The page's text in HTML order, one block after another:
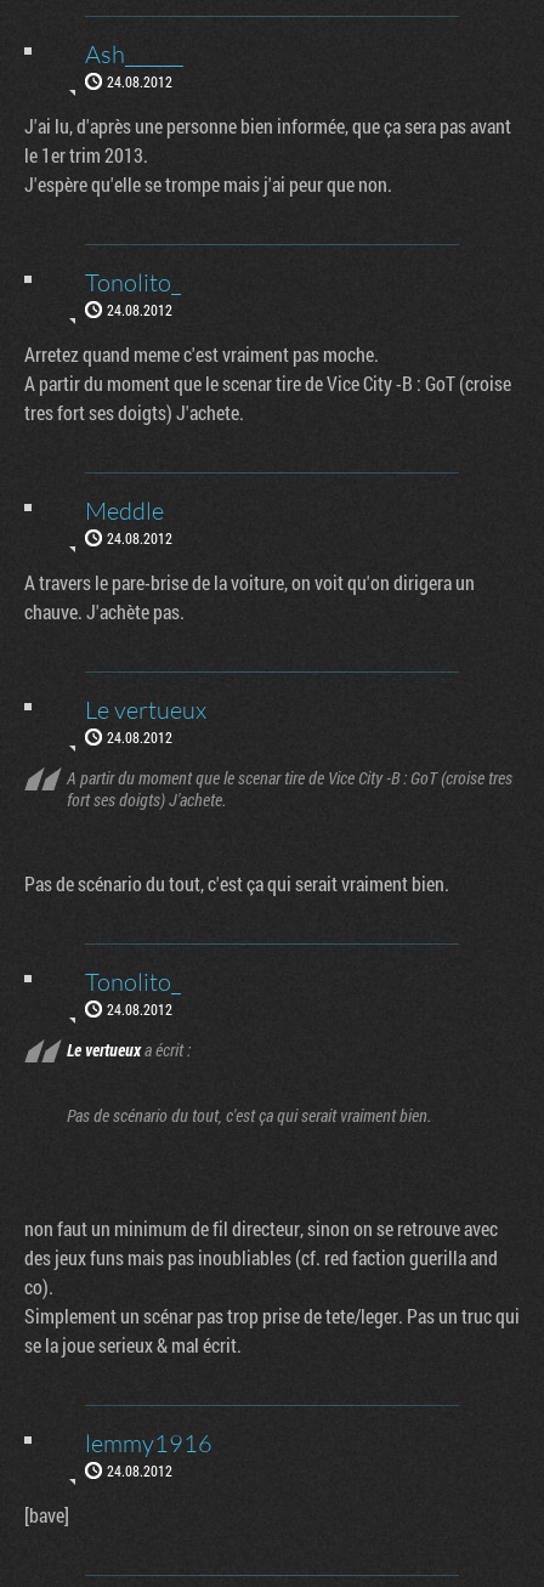
Ash______
24.08.2012
J'ai lu, d'après une personne bien informée, que ça sera pas avant
le 1er trim 2013.
J'espère qu'elle se trompe mais j'ai peur que non.
Tonolito_
24.08.2012
Arretez quand meme c'est vraiment pas moche.
A partir du moment que le scenar tire de Vice City -B : GoT (croise
tres fort ses doigts) J'achete.
Meddle
24.08.2012
A travers le pare-brise de la voiture, on voit qu'on dirigera un
chauve. J'achète pas.
Le vertueux
24.08.2012
A partir du moment que le scenar tire de Vice City -B : GoT (croise tres
fort ses doigts) J'achete.
Pas de scénario du tout, c'est ça qui serait vraiment bien.
Tonolito_
24.08.2012
Le vertueuxa écrit :
Pas de scénario du tout, c'est ça qui serait vraiment bien.
non faut un minimum de fil directeur, sinon on se retrouve avec
des jeux funs mais pas inoubliables (cf. red faction guerilla and
co).
Simplement un scénar pas trop prise de tete/leger. Pas un truc qui
se la joue serieux & mal écrit.
lemmy1916
24.08.2012
[bave]